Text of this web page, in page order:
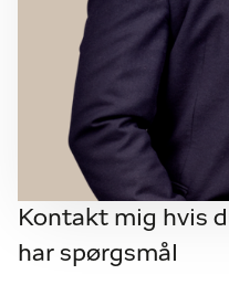
Kontakt mig hvis
har spørgsmål